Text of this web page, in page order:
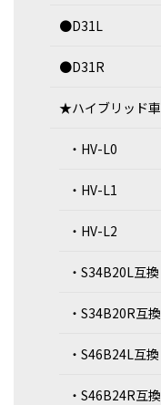
●D31L
●D31R
★ハイブリッド車
・HV-L0
・HV-L1
・HV-L2
・S34B20L互換
・S34B20R互換
・S46B24L互換
・S46B24R互換